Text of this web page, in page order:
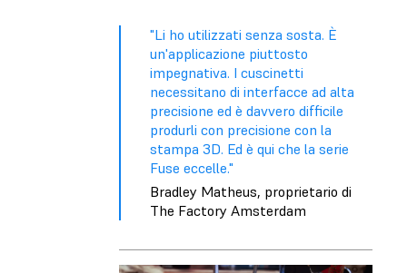
"Li ho utilizzati senza sosta. È
un'applicazione piuttosto
impegnativa. I cuscinetti
necessitano di interfacce ad alta
precisione ed è davvero difficile
produrli con precisione con la
stampa 3D. Ed è qui che la serie
Fuse eccelle."
Bradley Matheus, proprietario di
The Factory Amsterdam